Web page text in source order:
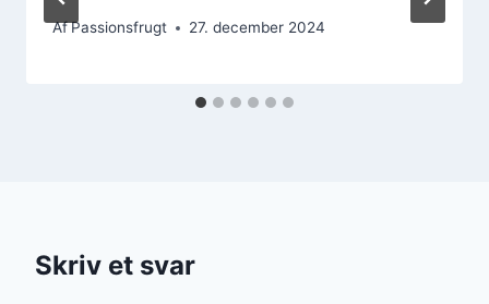
AfPassionsfrugt 27. december 2024
Skriv et svar